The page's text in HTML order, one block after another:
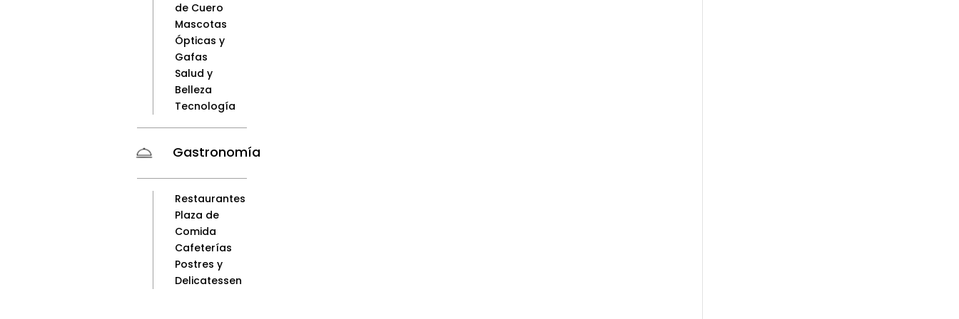
de Cuero
Mascotas
Ópticas y
Gafas
Salud y
Belleza
Tecnología
Gastronomía
Restaurantes
Plaza de
Comida
Cafeterías
Postres y
Delicatessen